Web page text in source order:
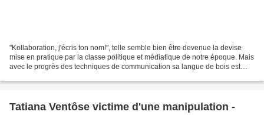
"Kollaboration, j'écris ton nom!", telle semble bien être devenue la devise
mise en pratique par la classe politique et médiatique de notre époque. Mais
avec le progrès des techniques de communication sa langue de bois est
Tatiana Ventôse victime d'une manipulation -